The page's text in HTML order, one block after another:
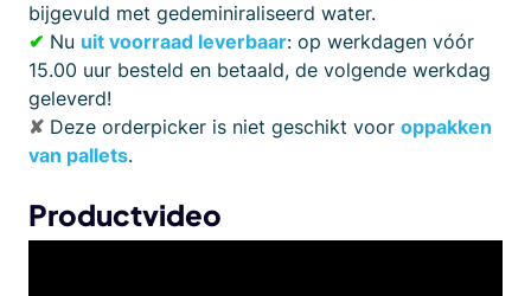
bijgevuld met gedeminiraliseerd water.
✔ Nu uit voorraad leverbaar: op werkdagen vóór
15.00 uur besteld en betaald, de volgende werkdag
geleverd!
✘ Deze orderpicker is niet geschikt voor oppakken
van pallets.
Productvideo